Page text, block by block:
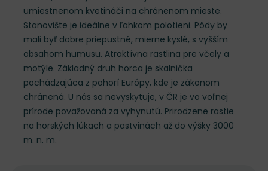
umiestnenom kvetináči na chránenom mieste.
Stanovište je ideálne v ľahkom polotieni. Pôdy by
mali byť dobre priepustné, mierne kyslé, s vyšším
obsahom humusu. Atraktívna rastlina pre včely a
motýle. Základný druh horca je skalnička
pochádzajúca z pohorí Európy, kde je zákonom
chránená. U nás sa nevyskytuje, v ČR je vo voľnej
prírode považovaná za vyhynutú. Prirodzene rastie
na horských lúkach a pastvinách až do výšky 3000
m. n. m.